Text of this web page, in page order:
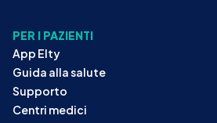
PER I PAZIENTI
App Elty
Guida alla salute
Supporto
Centri medici